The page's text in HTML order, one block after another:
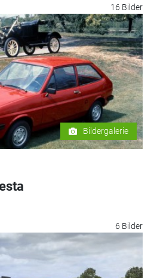
16 Bilder
Bildergalerie
6 Bilder